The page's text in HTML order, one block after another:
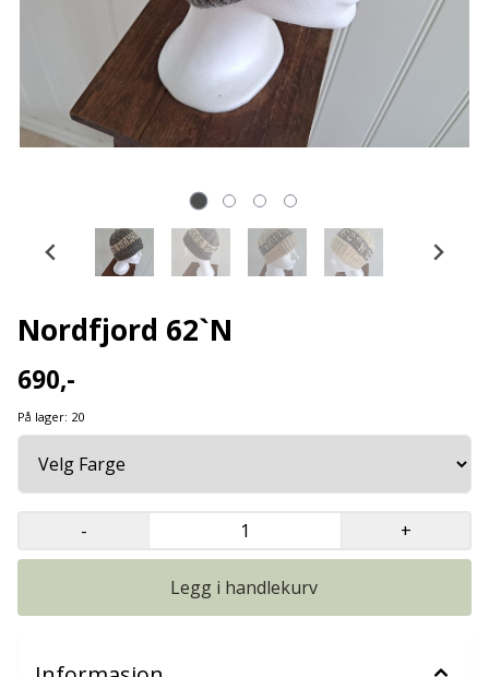
Nordfjord 62`N
690,-
På lager: 20
- +
Legg i handlekurv